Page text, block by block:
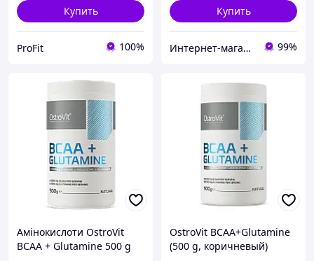
Купить
ProFit 100%
Купить
Интернет-магазин Vitaminka 99%
Амінокислоти OstroVit
BCAA + Glutamine 500 g
OstroVit BCAA+Glutamine
(500 g, коричневый)